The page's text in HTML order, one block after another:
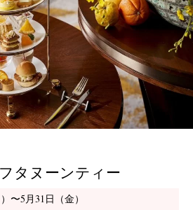
タヌーンティー
〜5月31日（金）